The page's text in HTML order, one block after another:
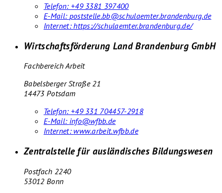
Telefon: +49 3381 397400
E-Mail: poststelle.bb@schulaemter.brandenburg.de
Internet:https://schulaemter.brandenburg.de/
Wirtschaftsförderung Land Brandenburg GmbH
Fachbereich Arbeit
Babelsberger Straße 21
14473 Potsdam
Telefon: +49 331 704457-2918
E-Mail: info@wfbb.de
Internet: www.arbeit.wfbb.de
Zentralstelle für ausländisches Bildungswesen
Postfach 2240
53012 Bonn